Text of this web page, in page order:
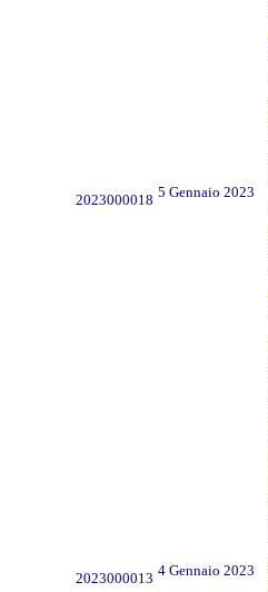
2023000018 5 Gennaio 2023
2023000013 4 Gennaio 2023